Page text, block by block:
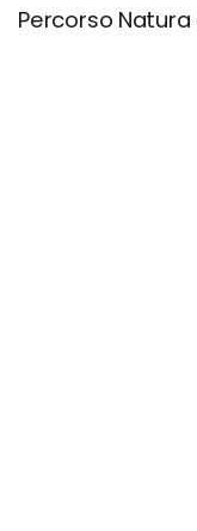
Percorso Natura